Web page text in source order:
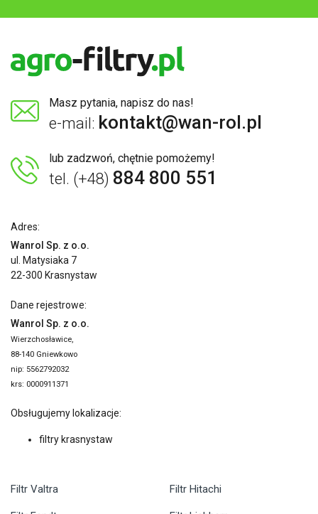
Masz pytania, napisz do nas!
e-mail: kontakt@wan-rol.pl
lub zadzwoń, chętnie pomożemy!
tel. (+48) 884 800 551
Adres:
Wanrol Sp. z o.o.
ul. Matysiaka 7
22-300 Krasnystaw
Dane rejestrowe:
Wanrol Sp. z o.o.
Wierzchosławice,
88-140 Gniewkowo
nip: 5562792032
krs: 0000911371
Obsługujemy lokalizacje:
filtry krasnystaw
Filtr Valtra Filtr Hitachi